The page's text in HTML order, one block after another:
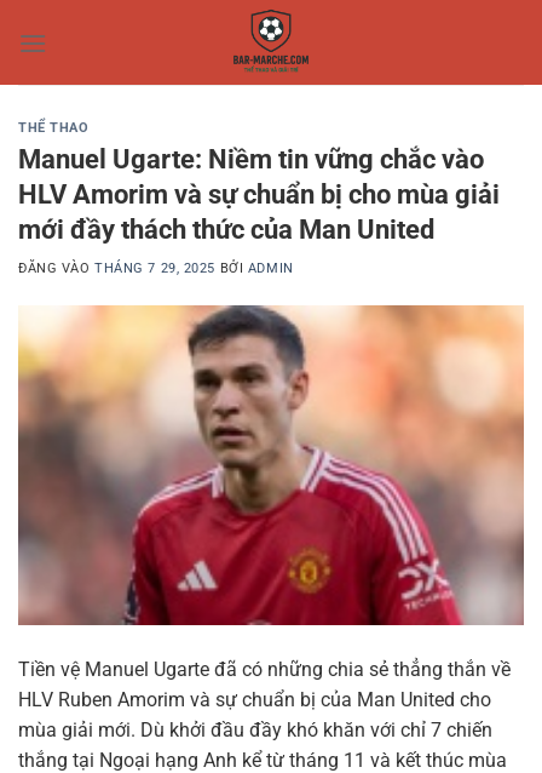
qua
THỂ THAO
Manuel Ugarte: Niềm tin vững chắc vào
HLV Amorim và sự chuẩn bị cho mùa giải
mới đầy thách thức của Man United
ĐĂNG VÀOTHÁNG 7 29, 2025 BỞI ADMIN
Tiền vệ Manuel Ugarte đã có những chia sẻ thẳng thắn về
HLV Ruben Amorim và sự chuẩn bị của Man United cho
mùa giải mới. Dù khởi đầu đầy khó khăn với chỉ 7 chiến
thắng tại Ngoại hạng Anh kể từ tháng 11 và kết thúc mùa